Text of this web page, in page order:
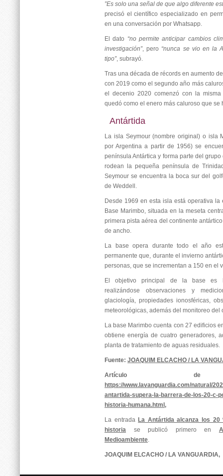
”Es solo una señal de que algo diferente
precisó el científico especializado en
en una conversación por Whatsapp.
El dato “no permite anticipar cambios
investigación”, pero “nunca se vio en la
tipo”, subrayó.
Tras una década de récords en aumento
con 2019 como el segundo año más
el decenio 2020 comenzó con la
quedó como el enero más caluroso que se
Antártida
La isla Seymour (nombre original) o isla
por Argentina a partir de 1956) se
península Antártica y forma parte del
rodean la pequeña península de
Seymour se encuentra la boca sur del
de Weddell.
Desde 1969 en esta isla está operativa la
Base Marimbo, situada en la meseta
primera pista aérea del continente
de ancho.
La base opera durante todo el año
permanente que, durante el invierno
personas, que se incrementan a 150 en el
El objetivo principal de la base es
realizándose observaciones y
glaciología, propiedades ionosféricas,
meteorológicas, además del monitoreo del
La base Marimbo cuenta con 27 edificios
obtiene energía de cuatro generadores,
planta de tratamiento de aguas residuales.
Fuente: JOAQUIM ELCACHO / LA
Artículo de
https://www.lavanguardia.com/natural/
antartida-supera-la-barrera-de-los-20-c-
historia-humana.html,
La entrada La Antártida alcanza los
historia se publicó primero en
Medioambiente.
JOAQUIM ELCACHO / LA VANGUARDIA,